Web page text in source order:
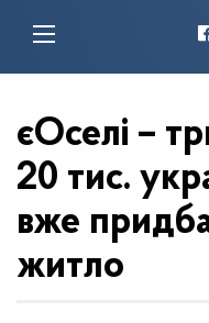
єОселі –
20 тис.
вже
житло